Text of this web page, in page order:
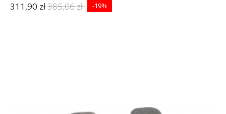
311,90 zł385,06 zł -19%